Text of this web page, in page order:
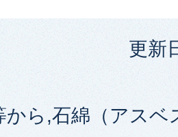
更新
から,石綿（アス